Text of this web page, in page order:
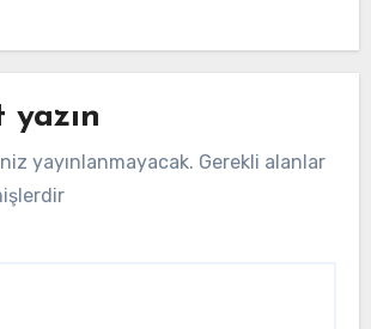
yazın
yayınlanmayacak. Gerekli alanlar